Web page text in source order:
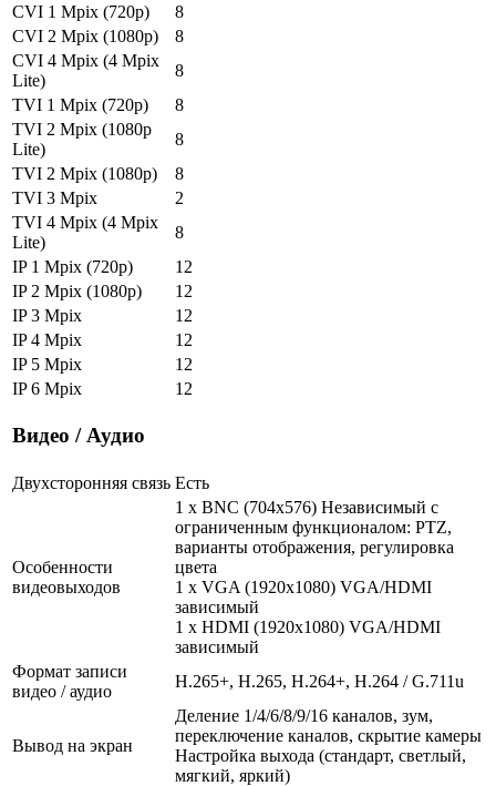
CVI 1 Mpix (720p)
8
CVI 2 Mpix (1080p)
8
CVI 4 Mpix (4 Mpix
Lite)
8
TVI 1 Mpix (720p)
8
TVI 2 Mpix (1080p
Lite)
8
TVI 2 Mpix (1080p)
8
TVI 3 Mpix
2
TVI 4 Mpix (4 Mpix
Lite)
8
IP 1 Mpix (720p)
12
IP 2 Mpix (1080p)
12
IP 3 Mpix
12
IP 4 Mpix
12
IP 5 Mpix
12
IP 6 Mpix
12
Видео / Аудио
Двухсторонняя связь Есть
Особенности
видеовыходов
1 x BNC (704x576) Независимый с
ограниченным функционалом: PTZ,
варианты отображения, регулировка
цвета
1 x VGA (1920x1080) VGA/HDMI
зависимый
1 x HDMI (1920x1080) VGA/HDMI
зависимый
Формат записи
видео / аудио
H.265+, H.265, H.264+, H.264 / G.711u
Вывод на экран
Деление 1/4/6/8/9/16 каналов, зум,
переключение каналов, скрытие камеры
Настройка выхода (стандарт, светлый,
мягкий, яркий)